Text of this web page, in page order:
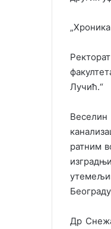
Лучић.“
ратним
Др